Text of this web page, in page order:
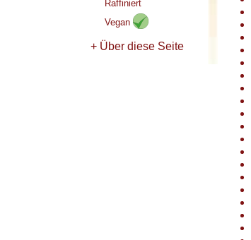
Raffiniert
Vegan
+ Über diese Seite